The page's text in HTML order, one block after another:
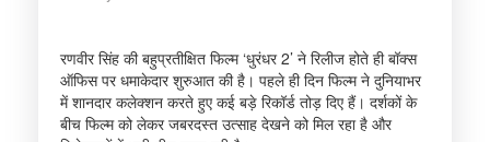
रणवीर सिंह की बहुप्रतीक्षित फिल्म ‘धुरंधर 2’ ने रिलीज होते ही बॉक्स
ऑफिस पर धमाकेदार शुरुआत की है। पहले ही दिन फिल्म ने दुनियाभर
में शानदार कलेक्शन करते हुए कई बड़े रिकॉर्ड तोड़ दिए हैं। दर्शकों के
बीच फिल्म को लेकर जबरदस्त उत्साह देखने को मिल रहा है और